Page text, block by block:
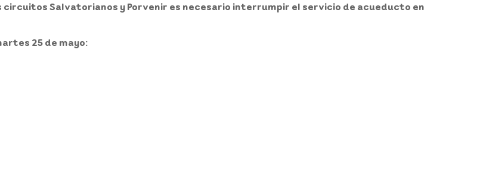
circuitos Salvatorianos y Porvenir es necesario interrumpir el servicio de acueducto en
25 de mayo: